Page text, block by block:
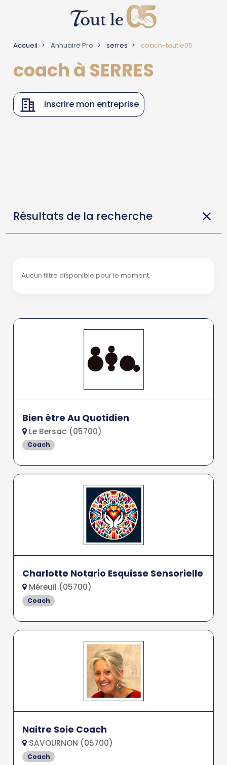
Accueil Annuaire Pro serres coach-toutle05
coach à SERRES
Inscrire mon entreprise
Résultats de la recherche
Aucun filtre disponible pour le moment.
Bien être Au Quotidien
Le Bersac (05700)
Coach
Charlotte Notario Esquisse Sensorielle
Méreuil (05700)
Coach
Naitre Soie Coach
SAVOURNON (05700)
Coach